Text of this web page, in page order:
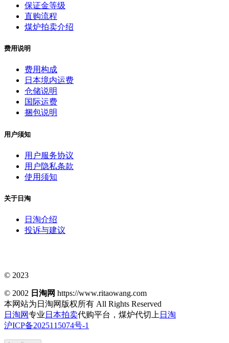
保证金等级
直购流程
煤炉拍卖介绍
费用说明
费用构成
日本境内运费
仓储说明
国际运费
捆包说明
用户须知
用户服务协议
用户隐私条款
使用须知
关于日淘
日淘介绍
投诉与建议
© 2023
© 2002 日淘网 https://www.ritaowang.com
本网站为日淘网版权所有 All Rights Reserved
日淘网专业 日本拍卖代购平台，煤炉代切上 日淘
沪ICP备2025115074号-1